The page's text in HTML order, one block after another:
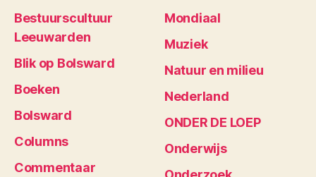
Bestuurscultuur
Leeuwarden
Blik op Bolsward
Boeken
Bolsward
Columns
Commentaar
Mondiaal
Muziek
Natuur en milieu
Nederland
ONDER DE LOEP
Onderwijs